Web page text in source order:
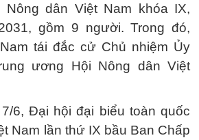
Nông dân Việt Nam khóa IX,
gồm 9 người. Trong đó,
tái đắc cử Chủ nhiệm Ủy
ương Hội Nông dân Việt
6, Đại hội đại biểu toàn quốc
Nam lần thứ IX bầu Ban Chấp